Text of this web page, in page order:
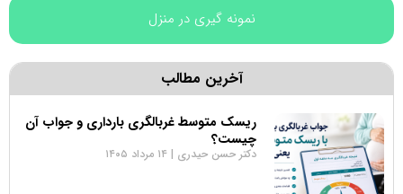
نمونه گیری در منزل
آخرین مطالب
ریسک متوسط غربالگری بارداری و جواب آن
چیست؟
دکتر حسن حیدری ۱۴ مرداد ۱۴۰۵